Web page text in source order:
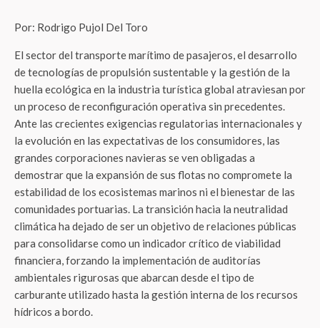
Por: Rodrigo Pujol Del Toro
El sector del transporte marítimo de pasajeros, el desarrollo
de tecnologías de propulsión sustentable y la gestión de la
huella ecológica en la industria turística global atraviesan por
un proceso de reconfiguración operativa sin precedentes.
Ante las crecientes exigencias regulatorias internacionales y
la evolución en las expectativas de los consumidores, las
grandes corporaciones navieras se ven obligadas a
demostrar que la expansión de sus flotas no compromete la
estabilidad de los ecosistemas marinos ni el bienestar de las
comunidades portuarias. La transición hacia la neutralidad
climática ha dejado de ser un objetivo de relaciones públicas
para consolidarse como un indicador crítico de viabilidad
financiera, forzando la implementación de auditorías
ambientales rigurosas que abarcan desde el tipo de
carburante utilizado hasta la gestión interna de los recursos
hídricos a bordo.